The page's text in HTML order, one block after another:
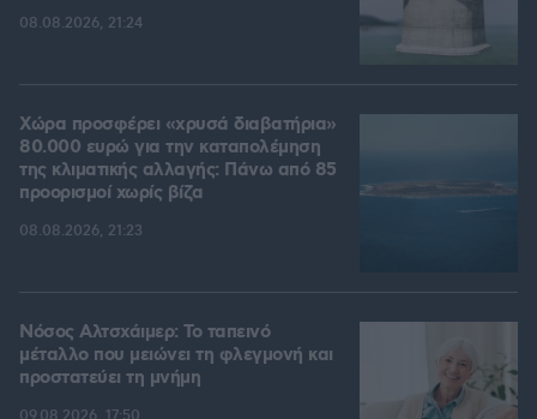
08.08.2026, 21:24
Χώρα προσφέρει «χρυσά διαβατήρια»
80.000 ευρώ για την καταπολέμηση
της κλιματικής αλλαγής: Πάνω από 85
προορισμοί χωρίς βίζα
08.08.2026, 21:23
Νόσος Αλτσχάιμερ: Το ταπεινό
μέταλλο που μειώνει τη φλεγμονή και
προστατεύει τη μνήμη